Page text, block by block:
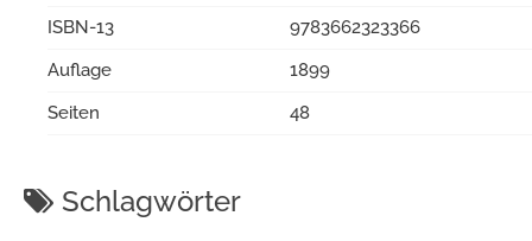
ISBN-13
9783662323366
Auflage
1899
Seiten
48
Schlagwörter